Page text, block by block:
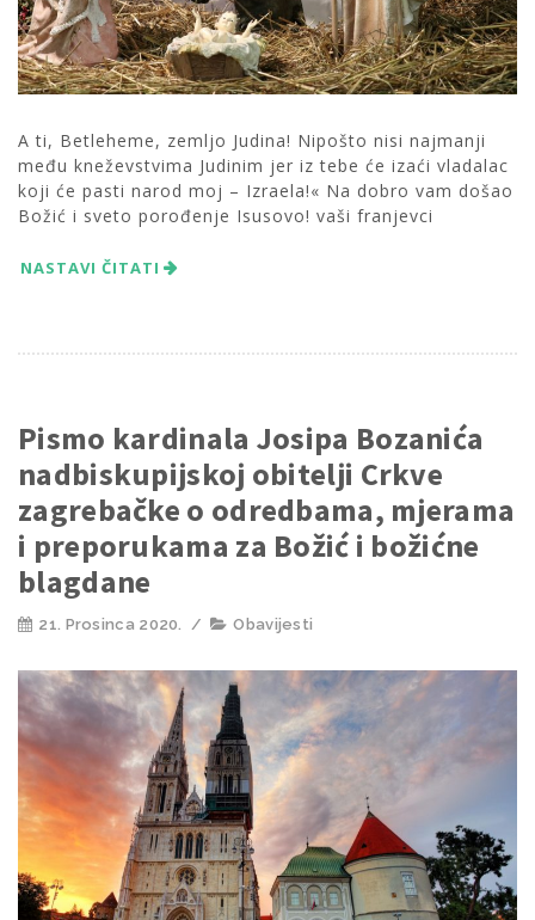
A ti, Betleheme, zemljo Judina! Nipošto nisi najmanji
među kneževstvima Judinim jer iz tebe će izaći vladalac
koji će pasti narod moj – Izraela!« Na dobro vam došao
Božić i sveto porođenje Isusovo! vaši franjevci
NASTAVI ČITATI
Pismo kardinala Josipa Bozanića
nadbiskupijskoj obitelji Crkve
zagrebačke o odredbama, mjerama
i preporukama za Božić i božićne
blagdane
21. Prosinca 2020. / Obavijesti